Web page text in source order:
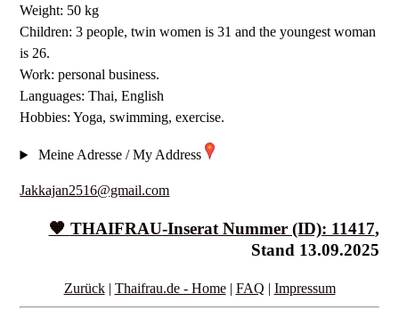
Weight: 50 kg
Children: 3 people, twin women is 31 and the youngest woman
is 26.
Work: personal business.
Languages: Thai, English
Hobbies: Yoga, swimming, exercise.
Meine Adresse / My Address
Jakkajan2516@gmail.com
🧡 THAIFRAU-Inserat Nummer (ID): 11417,
Stand 13.09.2025
Zurück| Thaifrau.de - Home| FAQ | Impressum